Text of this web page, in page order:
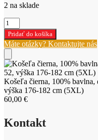
2 na sklade
množstvo
Košeľa
čierna,
100%
bavlna,
dlhý
rukáv,
č.
51-
52,
176-
182
Pridať do košíka
Máte otázky? Kontaktujte nás
Košeľa čierna, 100% bavlna,
výška 176-182 cm (5XL)
60,00 €
Kontakt